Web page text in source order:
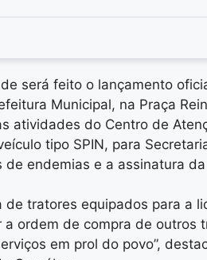
será feito o lançamento
Municipal, na Praça
atividades do Centro de
tipo SPIN, para
endemias e a assinatura
tratores equipados para a
ordem de compra de outros
em prol do povo”,